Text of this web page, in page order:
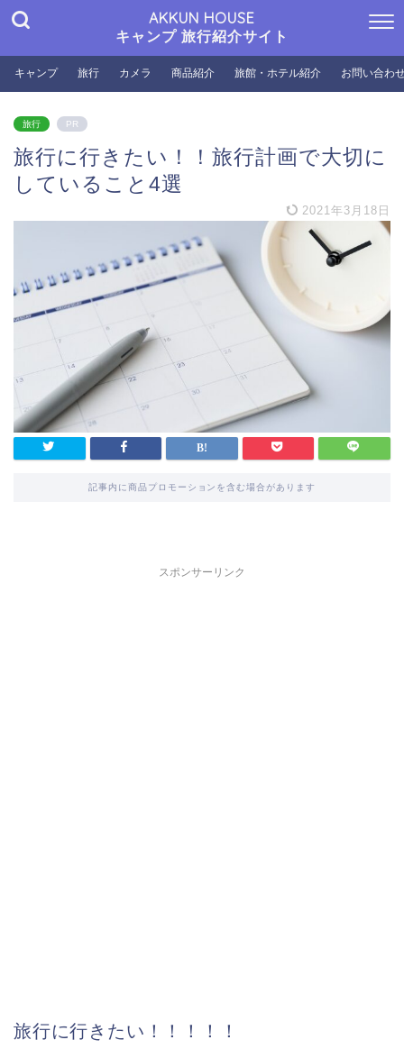
AKKUN HOUSE
キャンプ 旅行紹介サイト
キャンプ 旅行 カメラ 商品紹介 旅館・ホテル紹介 お問い合わ
旅行 PR
旅行に行きたい！！旅行計画で大切に
していること4選
2021年3月18日
記事内に商品プロモーションを含む場合があります
スポンサーリンク
旅行に行きたい！！！！！